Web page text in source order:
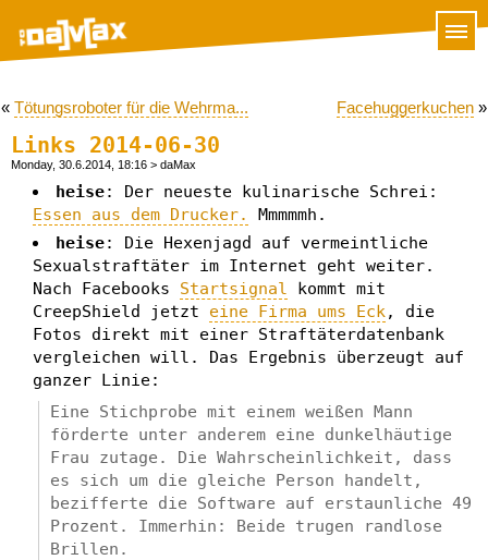
« Tötungsroboter für die Wehrma... Facehuggerkuchen »
Links 2014-06-30
Monday, 30.6.2014, 18:16 > daMax
heise: Der neueste kulinarische Schrei:
Essen aus dem Drucker.
Mmmmmh.
heise: Die Hexenjagd auf vermeintliche
Sexualstraftäter im Internet geht weiter.
Nach Facebooks Startsignal kommt mit
CreepShield jetzt eine Firma ums Eck, die
Fotos direkt mit einer Straftäterdatenbank
vergleichen will. Das Ergebnis überzeugt auf
ganzer Linie:
Eine Stichprobe mit einem weißen Mann
förderte unter anderem eine dunkelhäutige
Frau zutage. Die Wahrscheinlichkeit, dass
es sich um die gleiche Person handelt,
bezifferte die Software auf erstaunliche 49
Prozent. Immerhin: Beide trugen randlose
Brillen.